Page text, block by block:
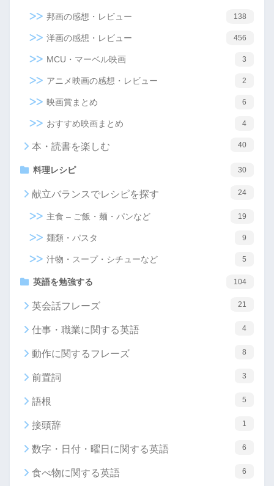
邦画の感想・レビュー 138
洋画の感想・レビュー 456
MCU・マーベル映画 3
アニメ映画の感想・レビュー 2
映画賞まとめ 6
おすすめ映画まとめ 4
本・読書を楽しむ 40
料理レシピ 30
献立バランスでレシピを探す 24
主食 – ご飯・麺・パンなど 19
麺類・パスタ 9
汁物・スープ・シチューなど 5
英語を勉強する 104
英会話フレーズ 21
仕事・職業に関する英語 4
動作に関するフレーズ 8
前置詞 3
語根 5
接頭辞 1
数字・日付・曜日に関する英語 6
食べ物に関する英語 6